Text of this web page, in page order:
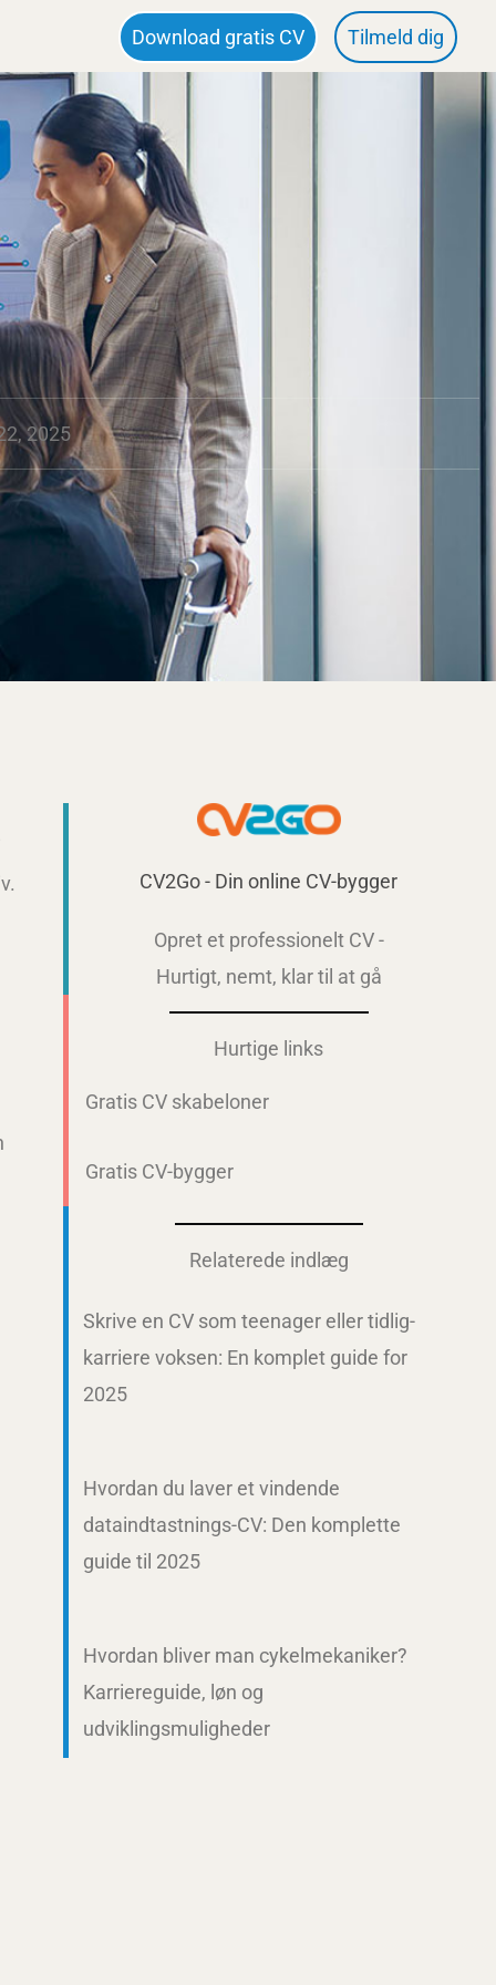
Download gratis CV Tilmeld dig
2025
CV2Go - Din online CV-bygger
Opret et professionelt CV -
Hurtigt, nemt, klar til at gå
Hurtige links
Gratis CV skabeloner
Gratis CV-bygger
Relaterede indlæg
Skrive en CV som teenager eller tidlig-
karriere voksen: En komplet guide for
2025
Hvordan du laver et vindende
dataindtastnings-CV: Den komplette
guide til 2025
Hvordan bliver man cykelmekaniker?
Karriereguide, løn og
udviklingsmuligheder